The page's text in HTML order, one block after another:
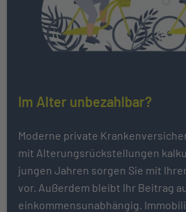
Im Alter unbezahlbar?
Moderne private
mit Alterungsrückstellungen
jungen Jahren sorgen Sie mit
vor. Außerdem bleibt Ihr Beitrag
einkommensunabhängig.